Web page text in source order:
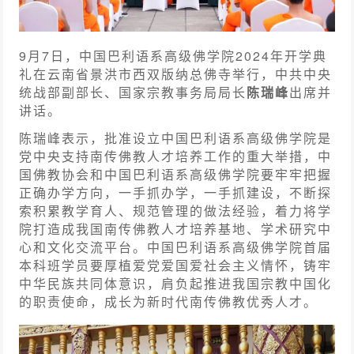
9月7日，中国巴利语系高级佛学院2024年开学典
礼在云南省景洪市西双版纳总佛寺举行，中共中央
统战部副部长、国家宗教事务局局长陈瑞峰出席并
讲话。
陈瑞峰表示，批准设立中国巴利语系高级佛学院是
党中央支持南传佛教人才培养工作的重大举措，中
国佛教协会和中国巴利语系高级佛学院要牢牢把握
正确办学方向，一手抓办学，一手抓建设，不断探
索积累教学育人、规范管理的做法经验，着力将学
院打造成我国南传佛教人才培养基地、学术研究中
心和文化交流平台。中国巴利语系高级佛学院首届
本科班学员要厚植爱党爱国爱社会主义情怀，铸牢
中华民族共同体意识，肩负起推进我国宗教中国化
的职责使命，成长为新时代南传佛教优秀人才。